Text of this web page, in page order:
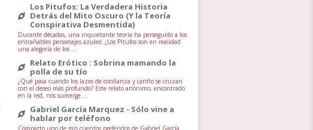
Los Pitufos: La Verdadera Historia
Detrás del Mito Oscuro (Y la Teoría
Conspirativa Desmentida)
Durante décadas, una inquietante teoría ha perseguido a los
entrañables personajes azules: ¿Los Pitufos son en realidad
una alegoría de los ...
Relato Erótico : Sobrina mamando la
polla de su tío
¿Qué pasa cuando los lazos de confianza y cariño se cruzan
con el deseo más profundo? Este relato anónimo, encontrado
en la red, nos sumerge...
Gabriel García Marquez - Sólo vine a
hablar por teléfono
Comparto uno de mis cuentos preferidos de Gabriel García